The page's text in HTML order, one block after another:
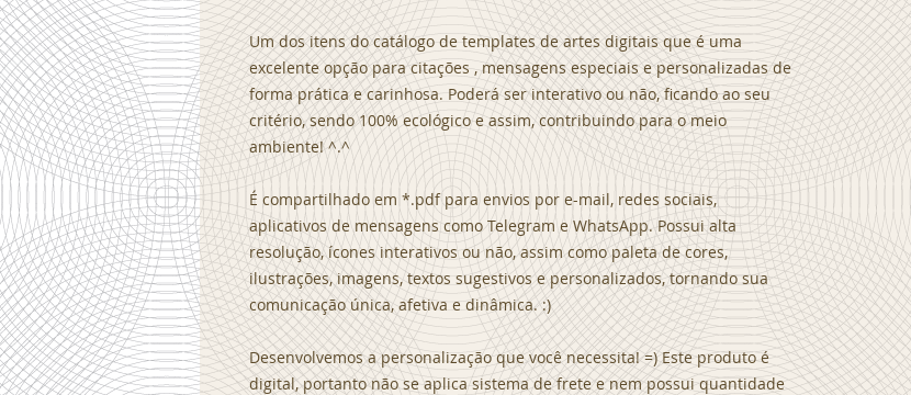
Um dos itens do catálogo de templates de artes digitais que é uma
excelente opção para citações , mensagens especiais e personalizadas de
forma prática e carinhosa. Poderá ser interativo ou não, ficando ao seu
critério, sendo 100% ecológico e assim, contribuindo para o meio
ambiente! ^.^
É compartilhado em *.pdf para envios por e-mail, redes sociais,
aplicativos de mensagens como Telegram e WhatsApp. Possui alta
resolução, ícones interativos ou não, assim como paleta de cores,
ilustrações, imagens, textos sugestivos e personalizados, tornando sua
comunicação única, afetiva e dinâmica. :)
Desenvolvemos a personalização que você necessita! =) Este produto é
digital, portanto não se aplica sistema de frete e nem possui quantidade